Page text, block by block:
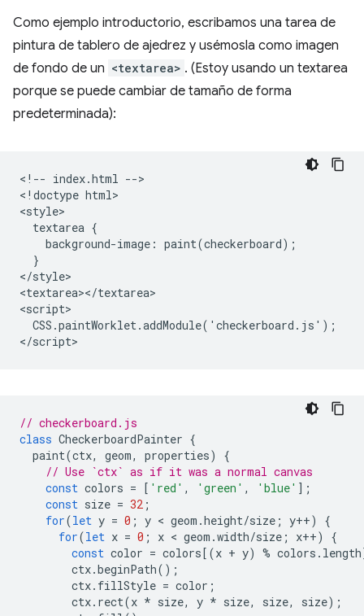
Como ejemplo introductorio, escribamos una tarea de
pintura de tablero de ajedrez y usémosla como imagen
de fondo de un <textarea> . (Estoy usando un textarea
porque se puede cambiar de tamaño de forma
predeterminada):
<!-- index.html -->
<!doctype html>
<style>
  textarea {
    background-image: paint(checkerboard);
  }
</style>
<textarea></textarea>
<script>
  CSS.paintWorklet.addModule('checkerboard.js');
// checkerboard.js
class CheckerboardPainter {
paint(ctx, geom, properties)
{
// Use `ctx` as if it was a normal canvas
const colors = [ 'red' , 'green' , 'blue' ];
const size = 32 ;
for(let y = 0 ; y < geom .height/size ; y++)
{
for(let x = 0 ; x < geom .width/size ; x++)
{
const color = colors[(x + y) % colors . length
ctx.beginPath();
ctx. fillStyle = color ;
ctx. rect(x * size, y * size, size, size);